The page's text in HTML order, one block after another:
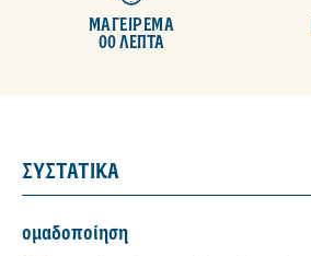
00 ΛΕΠΤΑ
ΜΑΓΕΙΡΕΜΑ
ΣΥΣΤΑΤΙΚΑ
ομαδοποίηση